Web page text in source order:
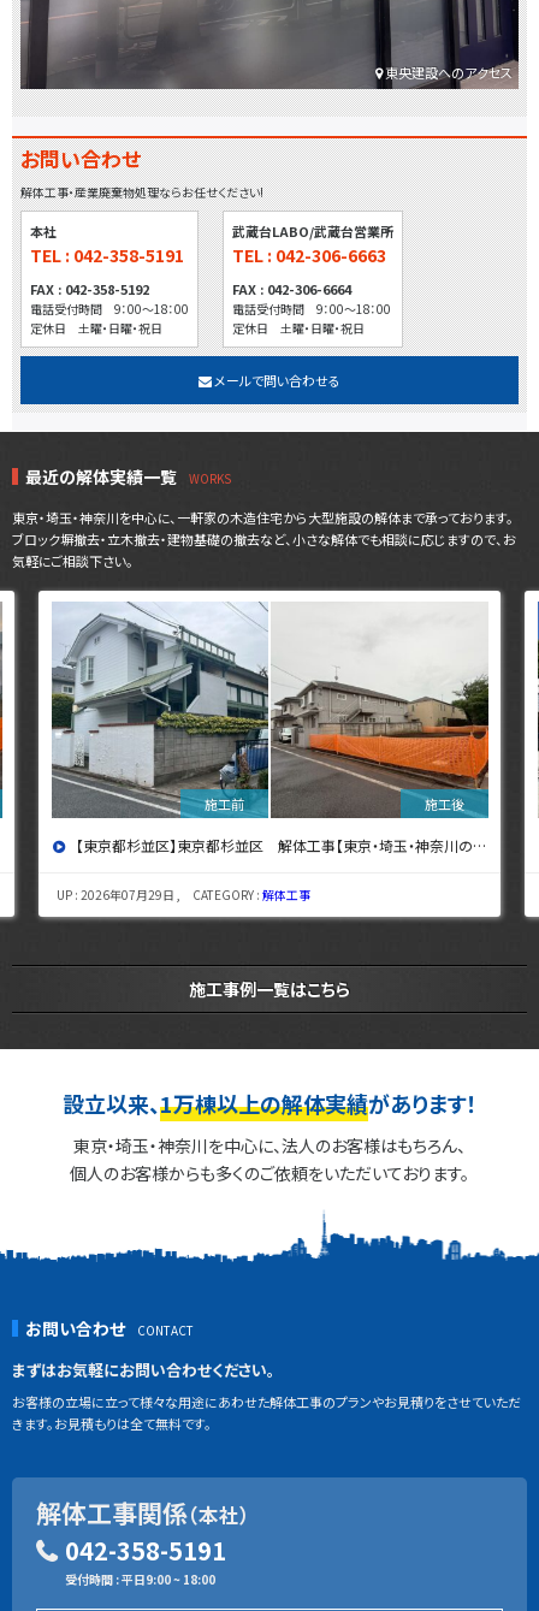
東央建設へのアクセス
お問い合わせ
解体工事・産業廃棄物処理ならお任せください!
本社
TEL : 042-358-5191
FAX : 042-358-5192
電話受付時間 9：00～18：00
定休日 土曜・日曜・祝日
武蔵台LABO/武蔵台営業所
TEL : 042-306-6663
FAX : 042-306-6664
電話受付時間 9：00～18：00
定休日 土曜・日曜・祝日
メールで問い合わせる
最近の解体実績一覧
東京・埼玉・神奈川を中心に、一軒家の木造住宅から大型施設の解体まで承っております。
ブロック塀撤去・立木撤去・建物基礎の撤去など、小さな解体でも相談に応じますので、お
気軽にご相談下さい。
【東京都杉並区】東京都杉並区 解体工事【東京・埼玉・神奈川の解体工事なら東央建設へ】
UP : 2026年07月29日 , CATEGORY :解体工事
施工事例一覧はこちら
設立以来、1万棟以上の解体実績があります！
東京・埼玉・神奈川を中心に、法人のお客様はもちろん、
個人のお客様からも多くのご依頼をいただいております。
お問い合わせ
まずはお気軽にお問い合わせください。
お客様の立場に立って様々な用途にあわせた解体工事のプランやお見積りをさせていただ
きます。お見積もりは全て無料です。
解体工事関係（本社）
042-358-5191
受付時間 : 平日9:00 ~ 18:00